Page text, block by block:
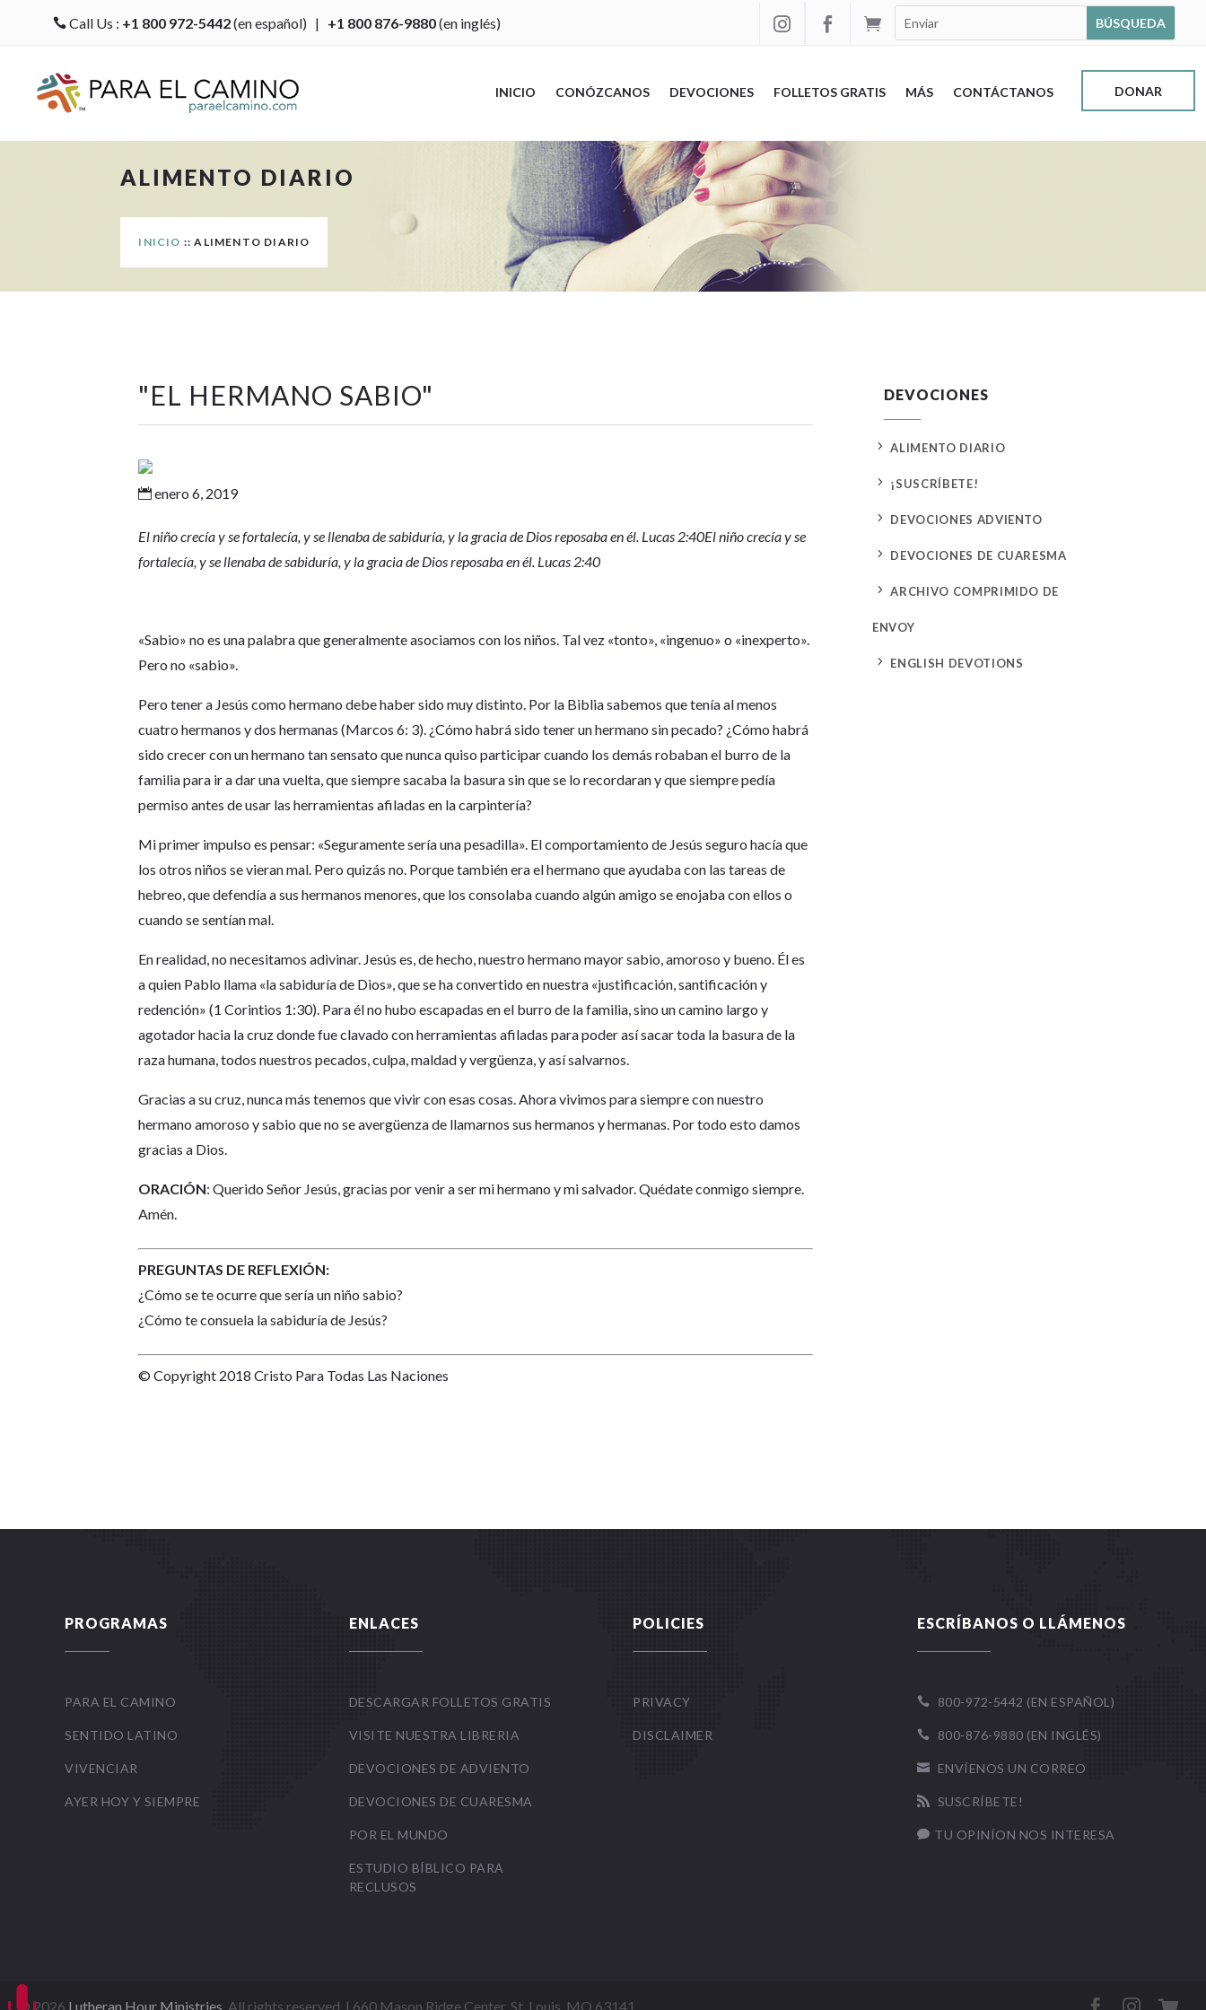
Call Us : +1 800 972-5442(en español) | +1 800 876-9880(en inglés) 


INICIO CONÓZCANOS DEVOCIONES FOLLETOS GRATIS MÁS CONTÁCTANOS DONAR
ALIMENTO DIARIO
INICIO :: ALIMENTO DIARIO
"EL HERMANO SABIO"
 enero 6, 2019
El niño crecía y se fortalecía, y se llenaba de sabiduría, y la gracia de Dios reposaba en él. Lucas 2:40El niño crecía y se
fortalecía, y se llenaba de sabiduría, y la gracia de Dios reposaba en él. Lucas 2:40
«Sabio» no es una palabra que generalmente asociamos con los niños. Tal vez «tonto», «ingenuo» o «inexperto».
Pero no «sabio».
Pero tener a Jesús como hermano debe haber sido muy distinto. Por la Biblia sabemos que tenía al menos
cuatro hermanos y dos hermanas (Marcos 6: 3). ¿Cómo habrá sido tener un hermano sin pecado? ¿Cómo habrá
sido crecer con un hermano tan sensato que nunca quiso participar cuando los demás robaban el burro de la
familia para ir a dar una vuelta, que siempre sacaba la basura sin que se lo recordaran y que siempre pedía
permiso antes de usar las herramientas afiladas en la carpintería?
Mi primer impulso es pensar: «Seguramente sería una pesadilla». El comportamiento de Jesús seguro hacía que
los otros niños se vieran mal. Pero quizás no. Porque también era el hermano que ayudaba con las tareas de
hebreo, que defendía a sus hermanos menores, que los consolaba cuando algún amigo se enojaba con ellos o
cuando se sentían mal.
En realidad, no necesitamos adivinar. Jesús es, de hecho, nuestro hermano mayor sabio, amoroso y bueno. Él es
a quien Pablo llama «la sabiduría de Dios», que se ha convertido en nuestra «justificación, santificación y
redención» (1 Corintios 1:30). Para él no hubo escapadas en el burro de la familia, sino un camino largo y
agotador hacia la cruz donde fue clavado con herramientas afiladas para poder así sacar toda la basura de la
raza humana, todos nuestros pecados, culpa, maldad y vergüenza, y así salvarnos.
Gracias a su cruz, nunca más tenemos que vivir con esas cosas. Ahora vivimos para siempre con nuestro
hermano amoroso y sabio que no se avergüenza de llamarnos sus hermanos y hermanas. Por todo esto damos
gracias a Dios.
ORACIÓN: Querido Señor Jesús, gracias por venir a ser mi hermano y mi salvador. Quédate conmigo siempre.
Amén.
PREGUNTAS DE REFLEXIÓN:
¿Cómo se te ocurre que sería un niño sabio?
¿Cómo te consuela la sabiduría de Jesús?
© Copyright 2018 Cristo Para Todas Las Naciones
DEVOCIONES
5 ALIMENTO DIARIO
5 ¡SUSCRÍBETE!
5 DEVOCIONES ADVIENTO
5 DEVOCIONES DE CUARESMA
5 ARCHIVO COMPRIMIDO DE
ENVOY
5 ENGLISH DEVOTIONS
PROGRAMAS
PARA EL CAMINO
SENTIDO LATINO
VIVENCIAR
AYER HOY Y SIEMPRE
ENLACES
DESCARGAR FOLLETOS GRATIS
VISITE NUESTRA LIBRERIA
DEVOCIONES DE ADVIENTO
DEVOCIONES DE CUARESMA
POR EL MUNDO
ESTUDIO BÍBLICO PARA
RECLUSOS
POLICIES
PRIVACY
DISCLAIMER
ESCRÍBANOS O LLÁMENOS
 800-972-5442 (EN ESPAÑOL)
 800-876-9880 (EN INGLÉS)
 ENVÍENOS UN CORREO
 SUSCRÍBETE!
 TU OPINÍON NOS INTERESA
©2026 Lutheran Hour Ministries , All rights reserved. | 660 Mason Ridge Center, St. Louis, MO 63141 
